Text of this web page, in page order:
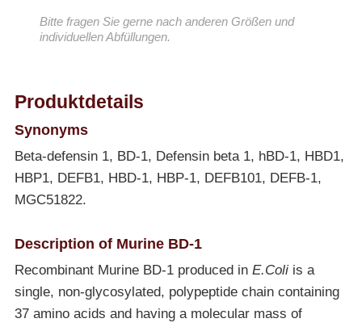
Bitte fragen Sie gerne nach anderen Größen und
individuellen Abfüllungen.
Produktdetails
Synonyms
Beta-defensin 1, BD-1, Defensin beta 1, hBD-1, HBD1,
HBP1, DEFB1, HBD-1, HBP-1, DEFB101, DEFB-1,
MGC51822.
Description of Murine BD-1
Recombinant Murine BD-1 produced in E.Coliis a
single, non-glycosylated, polypeptide chain containing
37 amino acids and having a molecular mass of